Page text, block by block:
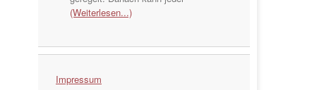
(Weiterlesen...)
Impressum